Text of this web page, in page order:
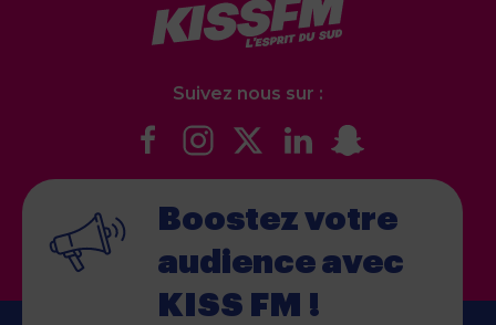
Suivez nous sur :
Boostez votre
audience avec
KISS FM !